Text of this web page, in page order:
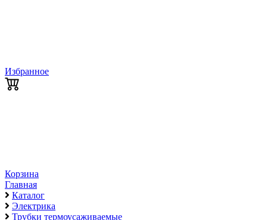
Избранное
Корзина
Главная
Каталог
Электрика
Трубки термоусаживаемые